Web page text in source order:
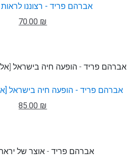
אברהם פריד - רצוננו
70.00 ₪
אברהם פריד - הופעה חיה בישראל
85.00 ₪